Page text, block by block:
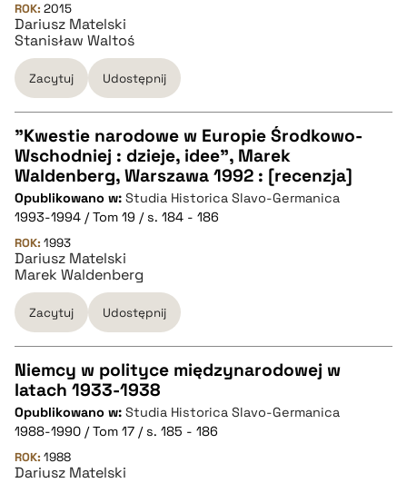
BIBTEX
pobierz cytat
ROK: 2015
Dariusz Matelski
Stanisław Waltoś
Zacytuj Udostępnij
CZYSTY TEKST
pobierz cytat
BIBTEX
pobierz cytat
"Kwestie narodowe w Europie Środkowo-
Wschodniej : dzieje, idee", Marek
Waldenberg, Warszawa 1992 : [recenzja]
Opublikowano w: Studia Historica Slavo-Germanica
1993-1994 / Tom 19 / s. 184 - 186
ROK: 1993
Dariusz Matelski
Marek Waldenberg
Zacytuj Udostępnij
CZYSTY TEKST
pobierz cytat
Niemcy w polityce międzynarodowej w
latach 1933-1938
Opublikowano w: Studia Historica Slavo-Germanica
1988-1990 / Tom 17 / s. 185 - 186
ROK: 1988
Dariusz Matelski